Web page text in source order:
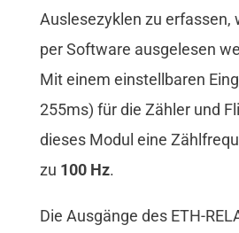
Auslesezyklen zu erfassen,
per Software ausgelesen
Mit einem einstellbaren
255ms) für die Zähler und
dieses Modul eine
zu 100 Hz.
Die Ausgänge des ETH-